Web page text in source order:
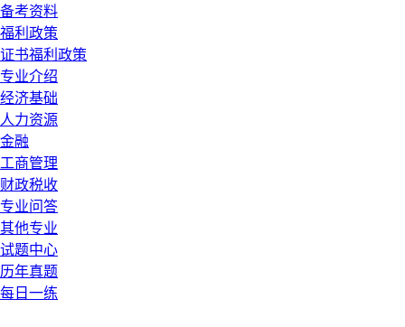
备考资料
福利政策
证书福利政策
专业介绍
经济基础
人力资源
金融
工商管理
财政税收
专业问答
其他专业
试题中心
历年真题
每日一练